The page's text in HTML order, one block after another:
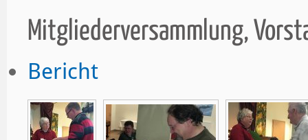
Mitgliederversammlung,
Bericht